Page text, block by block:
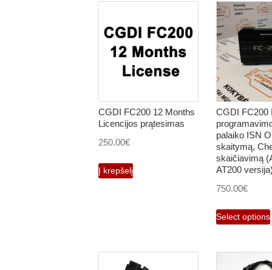
CGDI FC200 12 Months
Licencijos prątesimas
250.00€
Į krepšelį
CGDI FC200
palaiko ISN
skaitymą,
skaičiavimą
AT200
750.00€
Select options